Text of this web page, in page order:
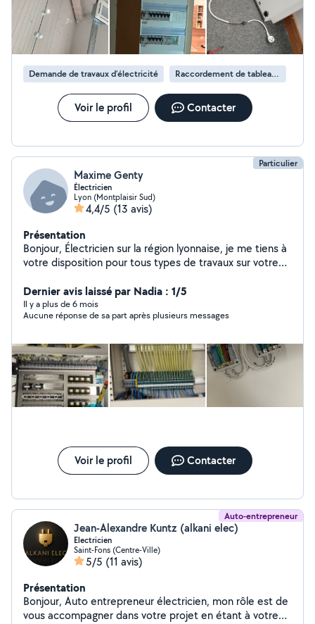
Demande de travaux d’électricité Raccordement de tableau électrique
Voir le profil Contacter
Particulier
Maxime Genty
Électricien
Lyon (Montplaisir Sud)
4,4/5 (13 avis)
Présentation
Bonjour, Électricien sur la région lyonnaise, je me tiens à
votre disposition pour tous types de travaux sur votre
Maxime
Dernier avis laissé par Nadia : 1/5
Il y a plus de 6 mois
Aucune réponse de sa part après plusieurs messages
Voir le profil Contacter
Auto-entrepreneur
Jean-Alexandre Kuntz (alkani elec)
Electricien
Saint-Fons (Centre-Ville)
5/5 (11 avis)
Présentation
Bonjour, Auto entrepreneur électricien, mon rôle est de
vous accompagner dans votre projet en étant à votre